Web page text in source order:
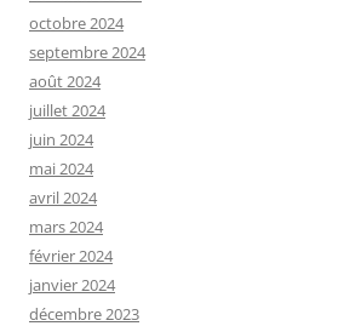
octobre 2024
septembre 2024
août 2024
juillet 2024
juin 2024
mai 2024
avril 2024
mars 2024
février 2024
janvier 2024
décembre 2023